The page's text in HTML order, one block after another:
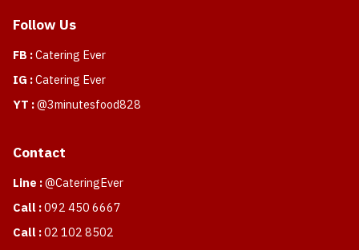
Follow Us
FB :Catering Ever
IG :Catering Ever
YT :@3minutesfood828
Contact
Line :@CateringEver
Call :092 450 6667
Call :02 102 8502